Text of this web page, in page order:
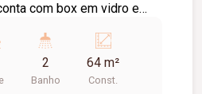
com box em vidro e
com churrasqueira,
planejados e cooktop, área
e 01 banheiro social com
2
Banho
64 m²
Const.